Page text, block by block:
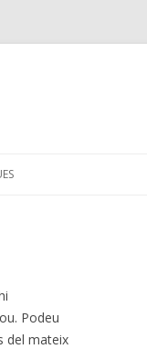
Podeu
del mateix